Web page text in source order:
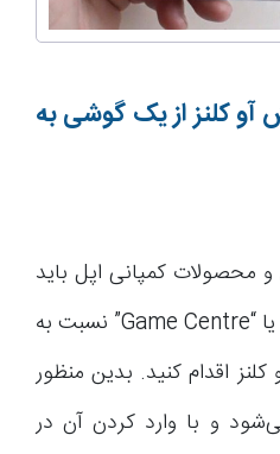
آو کلنز از یک گوشی به
محصولات کمپانی اپل باید
از طریق بخش “مرکز بازی” یا “Game Centre” نسبت به
اقدام کنید. بدین منظور
و با وارد کردن آن در